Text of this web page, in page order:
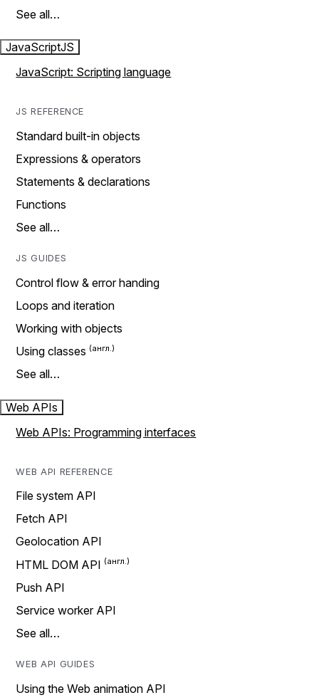
See all…
JavaScriptJS
JavaScript: Scripting language
JS REFERENCE
Standard built-in objects
Expressions & operators
Statements & declarations
Functions
See all…
JS GUIDES
Control flow & error handing
Loops and iteration
Working with objects
Using classes
See all…
Web APIs
Web APIs: Programming interfaces
WEB API REFERENCE
File system API
Fetch API
Geolocation API
HTML DOM API
Push API
Service worker API
See all…
WEB API GUIDES
Using the Web animation API